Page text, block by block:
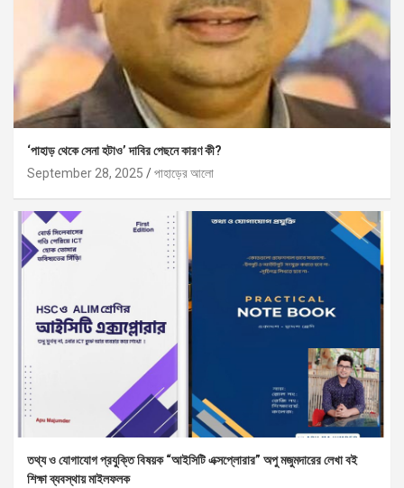
‘পাহাড় থেকে সেনা হটাও’ দাবির পেছনে কারণ কী?
September 28, 2025
পাহাড়ের আলো
তথ্য ও যোগাযোগ প্রযুক্তি বিষয়ক “আইসিটি এক্সপ্লোরার” অপু মজুমদারের লেখা বই
শিক্ষা ব্যবস্থায় মাইলফলক